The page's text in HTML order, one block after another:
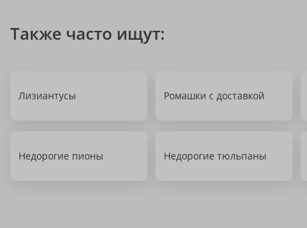
Также часто ищут:
Лизиантусы Ромашки с доставкой
Недорогие пионы Недорогие тюльпаны